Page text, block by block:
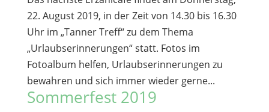
22. August 2019, in der Zeit von 14.30 bis 16.30
Uhr im „Tanner Treff“ zu dem Thema
„Urlaubserinnerungen“ statt. Fotos im
Fotoalbum helfen, Urlaubserinnerungen zu
bewahren und sich immer wieder gerne...
Sommerfest 2019